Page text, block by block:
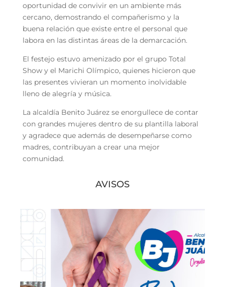
oportunidad de convivir en un ambiente más
cercano, demostrando el compañerismo y la
buena relación que existe entre el personal que
labora en las distintas áreas de la demarcación.
El festejo estuvo amenizado por el grupo Total
Show y el Marichi Olímpico, quienes hicieron que
las presentes vivieran un momento inolvidable
lleno de alegría y música.
La alcaldía Benito Juárez se enorgullece de contar
con grandes mujeres dentro de su plantilla laboral
y agradece que además de desempeñarse como
madres, contribuyan a crear una mejor
comunidad.
AVISOS